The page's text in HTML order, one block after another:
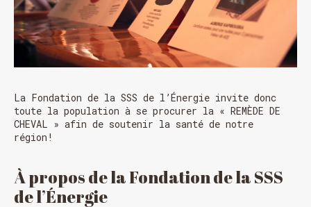
La Fondation de la SSS de l’Énergie invite donc
toute la population à se procurer la « REMÈDE DE
CHEVAL » afin de soutenir la santé de notre
région!
À propos de la Fondation de la SSS
de l’Énergie